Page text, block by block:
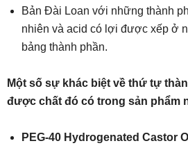
Bản Đài Loan với những thành
nhiên và acid có lợi được xếp ở
bảng thành phần.
Một số sự khác biệt về thứ tự
được chất đó có trong sản phẩm
PEG-40 Hydrogenated Castor